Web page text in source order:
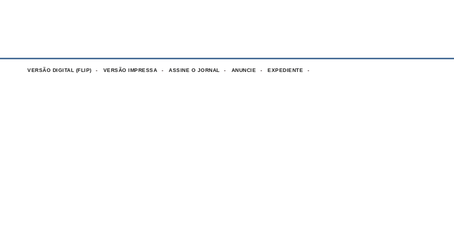
VERSÃO DIGITAL (FLIP) VERSÃO IMPRESSA ASSINE O JORNAL ANUNCIE EXPEDIENTE